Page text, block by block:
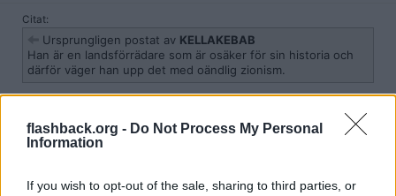
flashback.org - Do Not Process My Personal
Information
If you wish to opt-out of the sale, sharing to third parties, or
Citat:
Ursprungligen postat av KELLAKEBAB
Han är en landsförrädare som är osäker för sin historia och
därför väger han upp det med oändlig zionism.
Å andra sidan, vill vi att ett land som stöder terrorism skaffar sig
kärnvapen ?
2026-05-03, 23:22